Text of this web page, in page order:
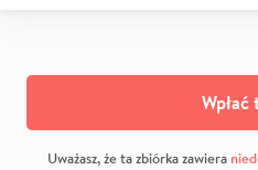
Wpłać
Uważasz, że ta zbiórka zawiera